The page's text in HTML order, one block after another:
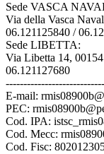
Sede VASCA
Via della Vasca
06.121125840 /
Sede LIBETTA:
Via Libetta 14,
06.121127680
E-mail:
PEC:
Cod. IPA:
Cod. Mecc:
Cod. Fisc: